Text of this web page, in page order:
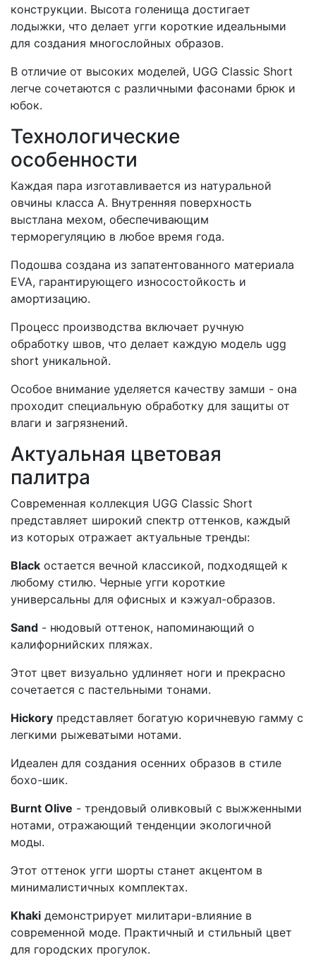
конструкции. Высота голенища достигает
лодыжки, что делает угги короткие идеальными
для создания многослойных образов.
В отличие от высоких моделей, UGG Classic Short
легче сочетаются с различными фасонами брюк и
юбок.
Технологические
особенности
Каждая пара изготавливается из натуральной
овчины класса А. Внутренняя поверхность
выстлана мехом, обеспечивающим
терморегуляцию в любое время года.
Подошва создана из запатентованного материала
EVA, гарантирующего износостойкость и
амортизацию.
Процесс производства включает ручную
обработку швов, что делает каждую модель ugg
short уникальной.
Особое внимание уделяется качеству замши - она
проходит специальную обработку для защиты от
влаги и загрязнений.
Актуальная цветовая
палитра
Современная коллекция UGG Classic Short
представляет широкий спектр оттенков, каждый
из которых отражает актуальные тренды:
Black остается вечной классикой, подходящей к
любому стилю. Черные угги короткие
универсальны для офисных и кэжуал-образов.
Sand - нюдовый оттенок, напоминающий о
калифорнийских пляжах.
Этот цвет визуально удлиняет ноги и прекрасно
сочетается с пастельными тонами.
Hickory представляет богатую коричневую гамму с
легкими рыжеватыми нотами.
Идеален для создания осенних образов в стиле
бохо-шик.
Burnt Olive - трендовый оливковый с выжженными
нотами, отражающий тенденции экологичной
моды.
Этот оттенок угги шорты станет акцентом в
минималистичных комплектах.
Khaki демонстрирует милитари-влияние в
современной моде. Практичный и стильный цвет
для городских прогулок.